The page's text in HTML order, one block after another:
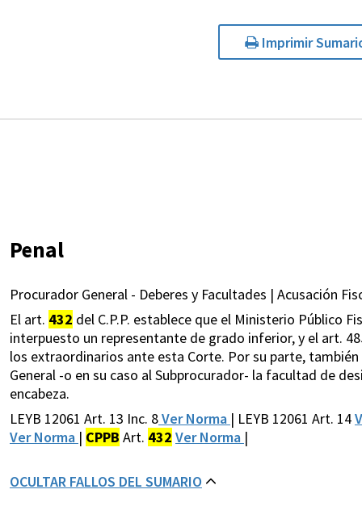
Imprimir
Penal
Procurador General - Deberes y Facultades | Acusación
El art. 432 del C.P.P. establece que el Ministerio Público
interpuesto un representante de grado inferior, y el art.
los extraordinarios ante esta Corte. Por su parte,
General -o en su caso al Subprocurador- la facultad de
encabeza.
LEYB 12061 Art. 13 Inc. 8Ver Norma | LEYB 12061 Art. 14
Ver Norma | CPPB Art. 432 Ver Norma |
OCULTAR FALLOS DEL SUMARIO